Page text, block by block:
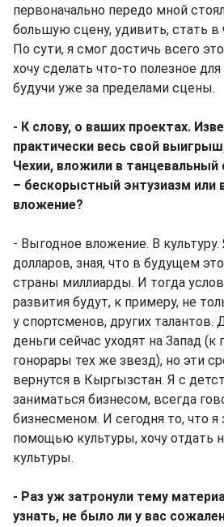
первоначально передо мной
большую сцену, удивить, стать
По сути, я смог достичь всего
хочу сделать что-то полезное
будучи уже за пределами сцены.
- К слову, о ваших проектах.
практически весь свой
Чехии, вложили в
– бескорыстный энтузиазм или
вложение?
- Выгодное вложение. В
долларов, зная, что в будущем
страны миллиарды. И тогда
развития будут, к примеру, не
у спортсменов, других
деньги сейчас уходят на Запад (к
гонорары тех же звезд), но эти
вернутся в Кыргызстан. Я с
заниматься бизнесом, всегда
бизнесменом. И сегодня то, что я
помощью культуры, хочу отдать
культуры.
- Раз уж затронули тему
узнать, не было ли у вас